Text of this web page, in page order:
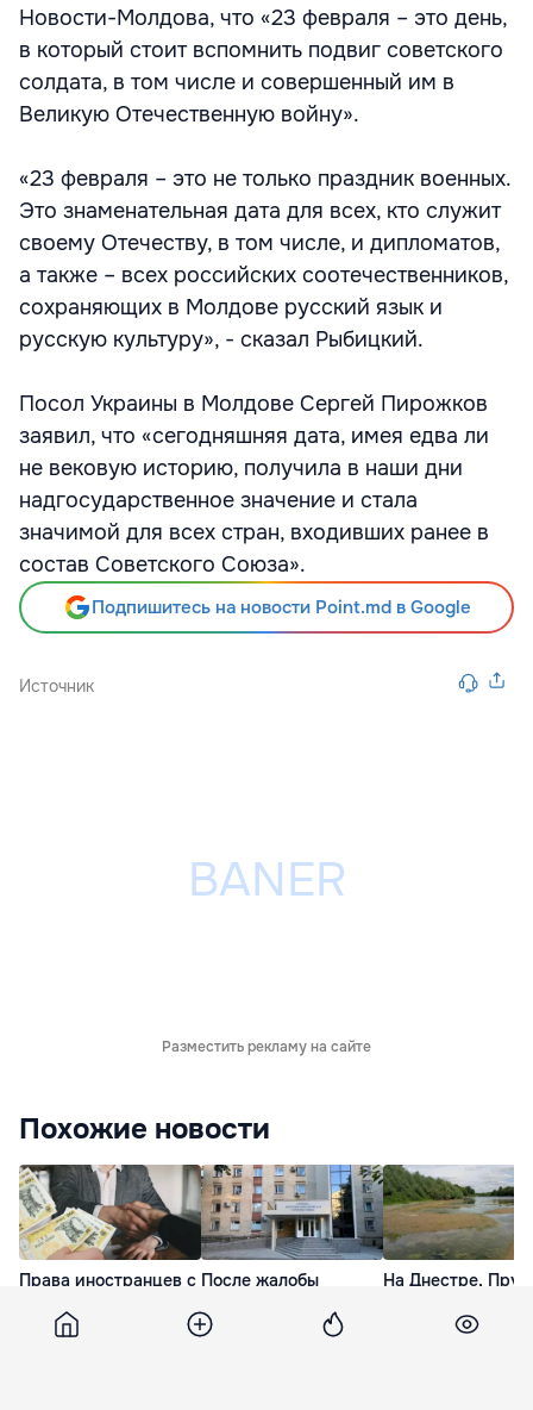
Новости-Молдова, что «23 февраля – это день,
в который стоит вспомнить подвиг советского
солдата, в том числе и совершенный им в
Великую Отечественную войну».
«23 февраля – это не только праздник военных.
Это знаменательная дата для всех, кто служит
своему Отечеству, в том числе, и дипломатов,
а также – всех российских соотечественников,
сохраняющих в Молдове русский язык и
русскую культуру», - сказал Рыбицкий.
Посол Украины в Молдове Сергей Пирожков
заявил, что «сегодняшняя дата, имея едва ли
не вековую историю, получила в наши дни
надгосударственное значение и стала
значимой для всех стран, входивших ранее в
состав Советского Союза».
Подпишитесь на новости Point.md в Google
Источник
Разместить рекламу на сайте
Похожие новости
Права иностранцев с
в Молдове расширят
После жалобы
Constructorul начали
проверку
На Днестре,
сохраняется